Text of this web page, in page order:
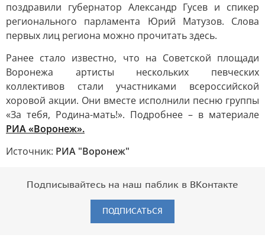
поздравили губернатор Александр Гусев и спикер
регионального парламента Юрий Матузов. Слова
первых лиц региона можно прочитать здесь.
Ранее стало известно, что на Советской площади
Воронежа артисты нескольких певческих
коллективов стали участниками всероссийской
хоровой акции. Они вместе исполнили песню группы
«За тебя, Родина-мать!». Подробнее – в материале
РИА «Воронеж».
Источник: РИА "Воронеж"
Подписывайтесь на наш паблик в ВКонтакте
ПОДПИСАТЬСЯ